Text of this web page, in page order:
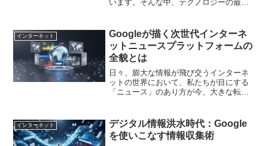
います。そんな中、テクノロジーの最前
とをご存知でしょうか？「インターネッ
トの終焉」という...
インターネット
Googleが描く次世代インターネ
ットニュースプラットフォームの
全貌とは
日々、膨大な情報が飛び交うインターネ
ットの世界において、私たちが目にする
「ニュース」のあり方が今、大きな転換
ンであり、常に技術の最先端を走り続け
るGoogleです。Go...
インターネット
デジタル情報洪水時代：Google
を使いこなす情報収集術